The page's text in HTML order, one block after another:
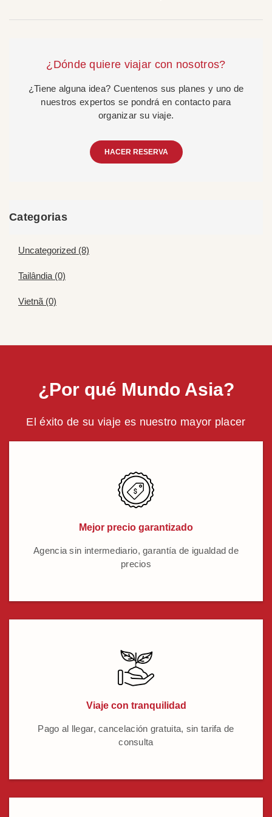
¿Dónde quiere viajar con nosotros?
¿Tiene alguna idea? Cuentenos sus planes y uno de
nuestros expertos se pondrá en contacto para
organizar su viaje.
HACER RESERVA
Categorias
Uncategorized (8)
Tailândia (0)
Vietnã (0)
¿Por qué Mundo Asia?
El éxito de su viaje es nuestro mayor placer
Mejor precio garantizado
Agencia sin intermediario, garantía de igualdad de
precios
Viaje con tranquilidad
Pago al llegar, cancelación gratuita, sin tarifa de
consulta